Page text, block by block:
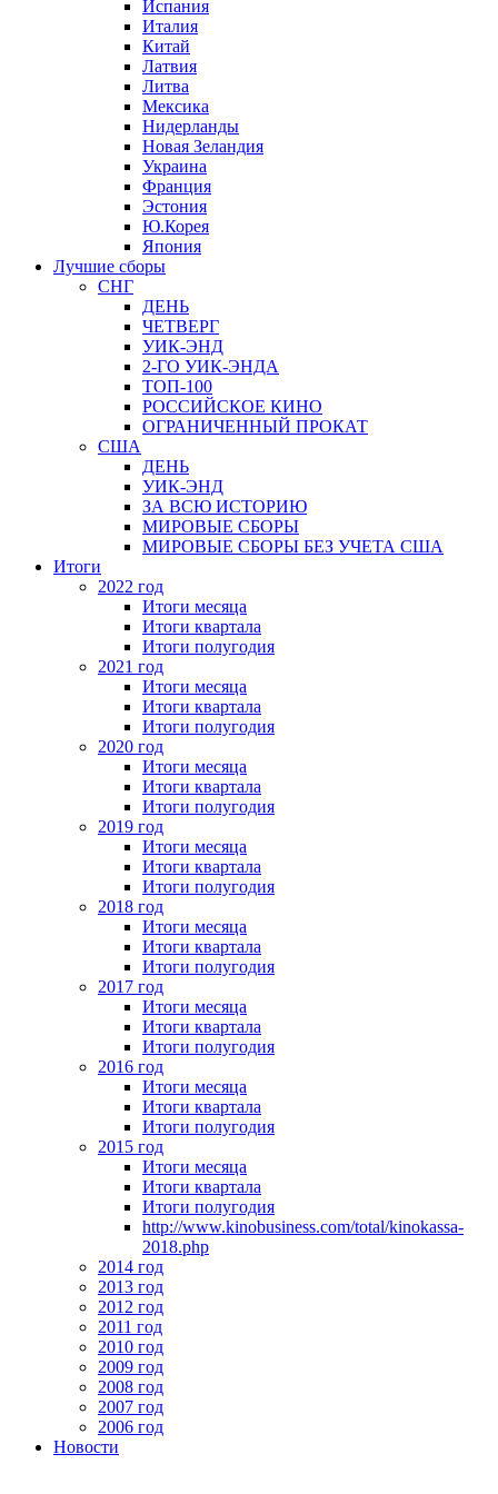
Испания
Италия
Китай
Латвия
Литва
Мексика
Нидерланды
Новая Зеландия
Украина
Франция
Эстония
Ю.Корея
Япония
Лучшие сборы
СНГ
ДЕНЬ
ЧЕТВЕРГ
УИК-ЭНД
2-ГО УИК-ЭНДА
ТОП-100
РОССИЙСКОЕ КИНО
ОГРАНИЧЕННЫЙ ПРОКАТ
США
ДЕНЬ
УИК-ЭНД
ЗА ВСЮ ИСТОРИЮ
МИРОВЫЕ СБОРЫ
МИРОВЫЕ СБОРЫ БЕЗ УЧЕТА США
Итоги
2022 год
Итоги месяца
Итоги квартала
Итоги полугодия
2021 год
Итоги месяца
Итоги квартала
Итоги полугодия
2020 год
Итоги месяца
Итоги квартала
Итоги полугодия
2019 год
Итоги месяца
Итоги квартала
Итоги полугодия
2018 год
Итоги месяца
Итоги квартала
Итоги полугодия
2017 год
Итоги месяца
Итоги квартала
Итоги полугодия
2016 год
Итоги месяца
Итоги квартала
Итоги полугодия
2015 год
Итоги месяца
Итоги квартала
Итоги полугодия
http://www.kinobusiness.com/total/kinokassa-
2018.php
2014 год
2013 год
2012 год
2011 год
2010 год
2009 год
2008 год
2007 год
2006 год
Новости